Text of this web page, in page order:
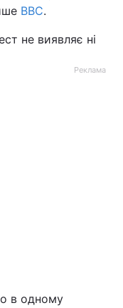
ВВС.
не виявляє ні
Реклама
в одному